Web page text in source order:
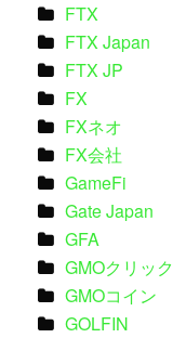
FTX
FTX Japan
FTX JP
FX
FXネオ
FX会社
GameFi
Gate Japan
GFA
GMOクリッ
GMOコイン
GOLFIN